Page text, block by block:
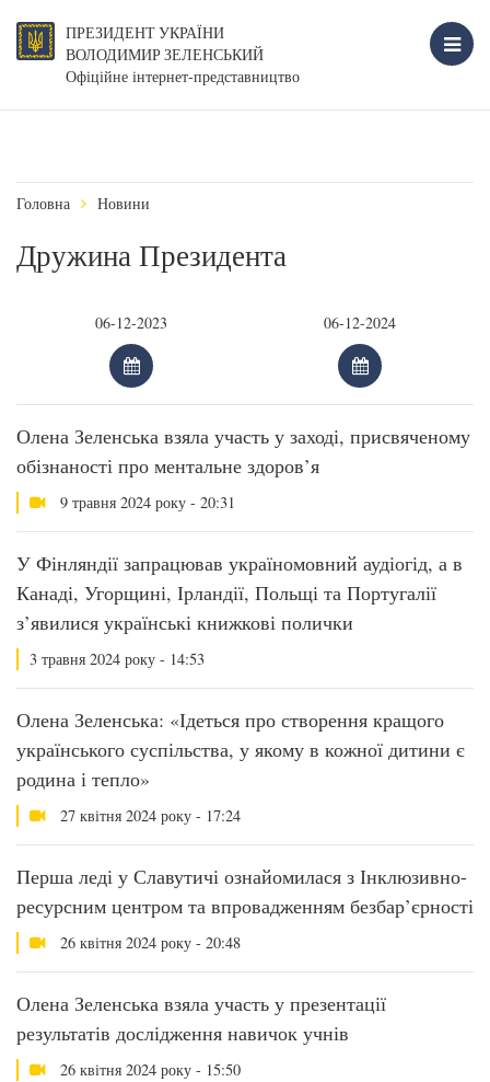
ПРЕЗИДЕНТ УКРАЇНИ
ВОЛОДИМИР ЗЕЛЕНСЬКИЙ
Офіційне інтернет-представництво
Головна Новини
Дружина Президента
Олена Зеленська взяла участь у заході, присвяченому
обізнаності про ментальне здоров’я
9 травня 2024 року - 20:31
У Фінляндії запрацював україномовний аудіогід, а в
Канаді, Угорщині, Ірландії, Польщі та Португалії
з’явилися українські книжкові полички
3 травня 2024 року - 14:53
Олена Зеленська: «Ідеться про створення кращого
українського суспільства, у якому в кожної дитини є
родина і тепло»
27 квітня 2024 року - 17:24
Перша леді у Славутичі ознайомилася з Інклюзивно-
ресурсним центром та впровадженням безбар’єрності
26 квітня 2024 року - 20:48
Олена Зеленська взяла участь у презентації
результатів дослідження навичок учнів
26 квітня 2024 року - 15:50